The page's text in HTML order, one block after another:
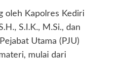
oleh Kapolres Kediri
S.I.K., M.Si., dan
Utama (PJU)
mulai dari